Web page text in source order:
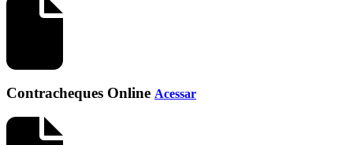
Contracheques Online Acessar